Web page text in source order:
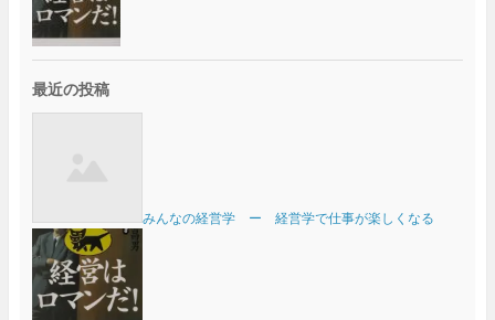
最近の投稿
みんなの経営学 ー 経営学で仕事が楽しくなる